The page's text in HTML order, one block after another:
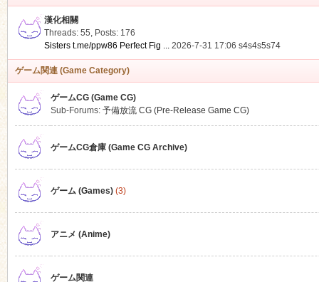
漢化相關
Threads: 55, Posts: 176
Sisters t.me/ppw86 Perfect Fig ... 2026-7-31 17:06 s4s4s5s74
ゲーム関連 (Game Category)
ゲームCG (Game CG)
Sub-Forums: 予備放流 CG (Pre-Release Game CG)
ゲームCG倉庫 (Game CG Archive)
ゲーム (Games)(3)
アニメ (Anime)
ゲーム関連